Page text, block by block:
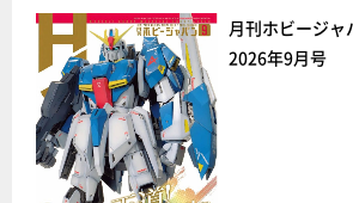
月刊ホビージャ
2026年9月号